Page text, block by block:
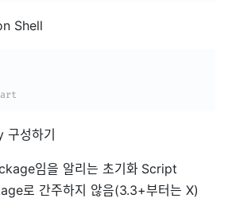
Shell
구성하기
임을 알리는 초기화 Script
로 간주하지 않음(3.3+부터는 X)